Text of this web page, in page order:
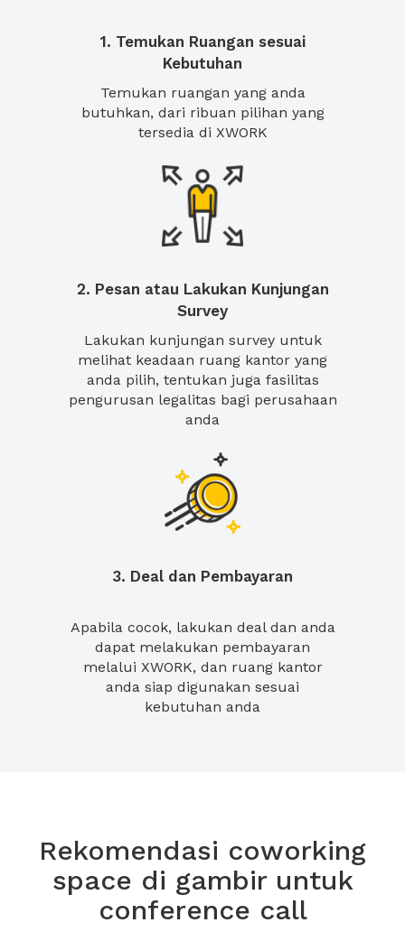
1. Temukan Ruangan sesuai
Kebutuhan
Temukan ruangan yang anda
butuhkan, dari ribuan pilihan yang
tersedia di XWORK
2. Pesan atau Lakukan Kunjungan
Survey
Lakukan kunjungan survey untuk
melihat keadaan ruang kantor yang
anda pilih, tentukan juga fasilitas
pengurusan legalitas bagi perusahaan
anda
3. Deal dan Pembayaran
Apabila cocok, lakukan deal dan anda
dapat melakukan pembayaran
melalui XWORK, dan ruang kantor
anda siap digunakan sesuai
kebutuhan anda
Rekomendasi coworking
space di gambir untuk
conference call